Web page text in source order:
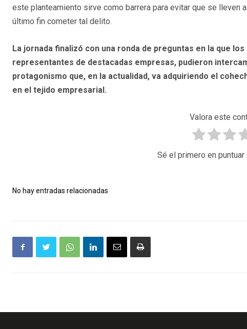
este planteamiento sirve como barrera para evitar que se lleven
último fin cometer tal delito.
La jornada finalizó con una ronda de preguntas en la que
representantes de destacadas empresas, pudieron
protagonismo que, en la actualidad, va adquiriendo el
en el tejido empresarial.
Valora este
Sé el primero en
No hay entradas relacionadas